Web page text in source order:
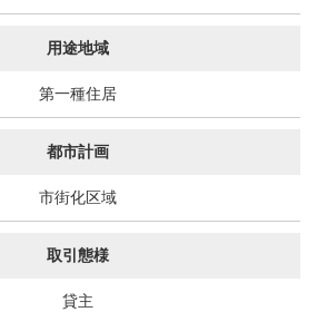
用途地域
第一種住居
都市計画
市街化区域
取引態様
貸主